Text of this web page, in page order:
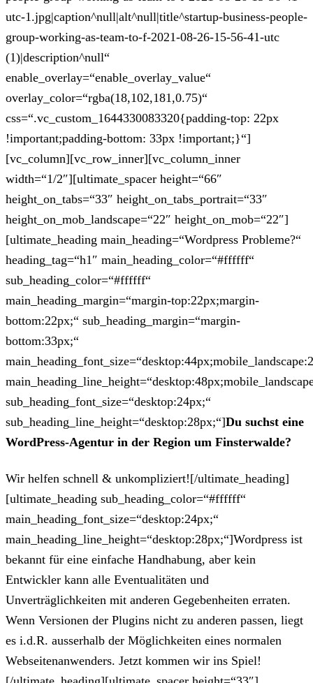
utc-1.jpg|caption^null|alt^null|title^startup-business-people-
group-working-as-team-to-f-2021-08-26-15-56-41-utc
(1)|description^null“
enable_overlay=“enable_overlay_value“
overlay_color=“rgba(18,102,181,0.75)“
css=“.vc_custom_1644330083320{padding-top: 22px
!important;padding-bottom: 33px !important;}“]
[vc_column][vc_row_inner][vc_column_inner
width=“1/2″][ultimate_spacer height=“66″
height_on_tabs=“33″ height_on_tabs_portrait=“33″
height_on_mob_landscape=“22″ height_on_mob=“22″]
[ultimate_heading main_heading=“Wordpress Probleme?“
heading_tag=“h1″ main_heading_color=“#ffffff“
sub_heading_color=“#ffffff“
main_heading_margin=“margin-top:22px;margin-
bottom:22px;“ sub_heading_margin=“margin-
bottom:33px;“
sub_heading_font_size=“desktop:24px;“
sub_heading_line_height=“desktop:28px;“]Du suchst eine
WordPress-Agentur in der Region um Finsterwalde?
Wir helfen schnell & unkompliziert![/ultimate_heading]
[ultimate_heading sub_heading_color=“#ffffff“
main_heading_font_size=“desktop:24px;“
main_heading_line_height=“desktop:28px;“]Wordpress ist
bekannt für eine einfache Handhabung, aber kein
Entwickler kann alle Eventualitäten und
Unverträglichkeiten mit anderen Gegebenheiten erraten.
Wenn Versionen der Plugins nicht zu anderen passen, liegt
es i.d.R. ausserhalb der Möglichkeiten eines normalen
Webseitenanwenders. Jetzt kommen wir ins Spiel!